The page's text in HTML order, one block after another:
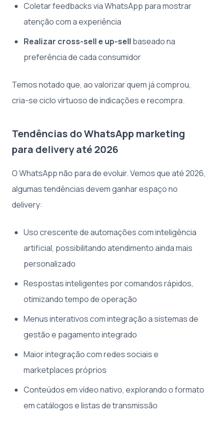
Coletar feedbacks via WhatsApp para mostrar
atenção com a experiência
Realizar cross-sell e up-sell baseado na
preferência de cada consumidor
Temos notado que, ao valorizar quem já comprou,
cria-se ciclo virtuoso de indicações e recompra.
Tendências do WhatsApp marketing
para delivery até 2026
O WhatsApp não para de evoluir. Vemos que até 2026,
algumas tendências devem ganhar espaço no
delivery:
Uso crescente de automações com inteligência
artificial, possibilitando atendimento ainda mais
personalizado
Respostas inteligentes por comandos rápidos,
otimizando tempo de operação
Menus interativos com integração a sistemas de
gestão e pagamento integrado
Maior integração com redes sociais e
marketplaces próprios
Conteúdos em vídeo nativo, explorando o formato
em catálogos e listas de transmissão